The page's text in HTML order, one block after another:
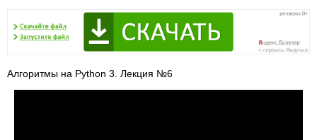
Алгоритмы на Python 3. Лекция №6